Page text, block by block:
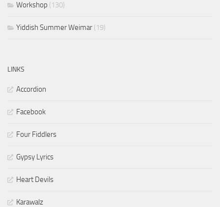
Workshop (130)
Yiddish Summer Weimar (19)
LINKS
Accordion
Facebook
Four Fiddlers
Gypsy Lyrics
Heart Devils
Karawalz